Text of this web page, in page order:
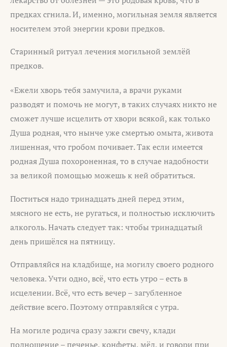
предках сгнила. И, именно, могильная земля является
носителем этой энергии крови предков.
Старинный ритуал лечения могильной землёй
предков.
«Ежели хворь тебя замучила, а врачи руками
разводят и помочь не могут, в таких случаях никто не
сможет лучше исцелить от хвори всякой, как только
Душа родная, что нынче уже смертью омыта, живота
лишенная, что гробом почивает. Так если имеется
родная Душа похороненная, то в случае надобности
за великой помощью можешь к ней обратиться.
Поститься надо тринадцать дней перед этим,
мясного не есть, не ругаться, и полностью исключить
алкоголь. Начать следует так: чтобы тринадцатый
день пришёлся на пятницу.
Отправляйся на кладбище, на могилу своего родного
человека. Учти одно, всё, что есть утро – есть в
исцелении. Всё, что есть вечер – загубленное
действие всего. Поэтому отправляйся с утра.
На могиле родича сразу зажги свечу, клади
подношение – печенье, конфеты, мёд, и говори при